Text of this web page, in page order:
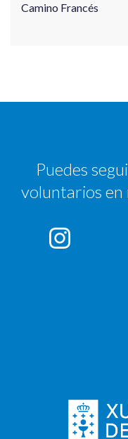
Camino Francés
Puedes
voluntarios en